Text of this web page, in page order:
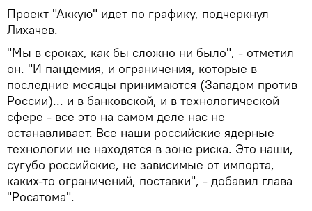
Проект "Аккую" идет по графику, подчеркнул
Лихачев.
"Мы в сроках, как бы сложно ни было", - отметил
он. "И пандемия, и ограничения, которые в
последние месяцы принимаются (Западом против
России)... и в банковской, и в технологической
сфере - все это на самом деле нас не
останавливает. Все наши российские ядерные
технологии не находятся в зоне риска. Это наши,
сугубо российские, не зависимые от импорта,
каких-то ограничений, поставки", - добавил глава
"Росатома".